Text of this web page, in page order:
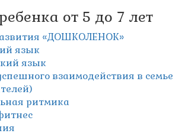
от 5 до 7 лет
«ДОШКОЛЕНОК»
язык
язык
взаимодействия в семье
ритмика